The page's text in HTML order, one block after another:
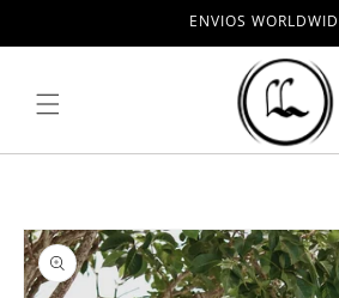
conteúdo
ENVIOS
as
informações
do produto